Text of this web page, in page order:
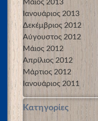
Μάιος 2013
Ιανουάριος 2013
Δεκέμβριος 2012
Αύγουστος 2012
Μάιος 2012
Απρίλιος 2012
Μάρτιος 2012
Ιανουάριος 2011
Kατηγορίες